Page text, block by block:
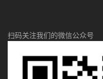
扫码关注我们的微信公众号